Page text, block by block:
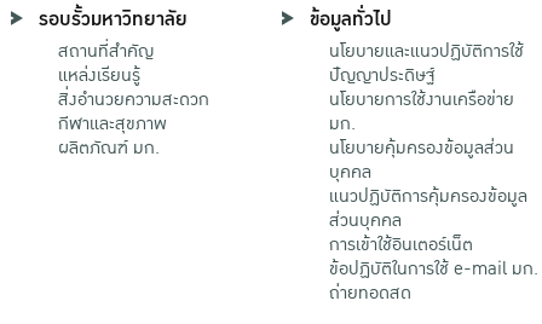
รอบรั้วมหาวิทยาลัย
สถานที่สำคัญ
แหล่งเรียนรู้
สิ่งอำนวยความสะดวก
กีฬาและสุขภาพ
ผลิตภัณฑ์ มก.
ข้อมูลทั่วไป
นโยบายและแนวปฏิบัติการใช้
ปัญญาประดิษฐ์
นโยบายการใช้งานเครือข่าย
มก.
นโยบายคุ้มครองข้อมูลส่วน
บุคคล
แนวปฏิบัติการคุ้มครองข้อมูล
ส่วนบุคคล
การเข้าใช้อินเตอร์เน็ต
ข้อปฏิบัติในการใช้ e-mail มก.
ถ่ายทอดสด